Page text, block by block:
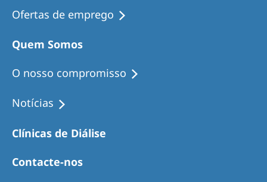
Ofertas de emprego
Quem Somos
O nosso compromisso
Notícias
Clínicas de Diálise
Contacte-nos